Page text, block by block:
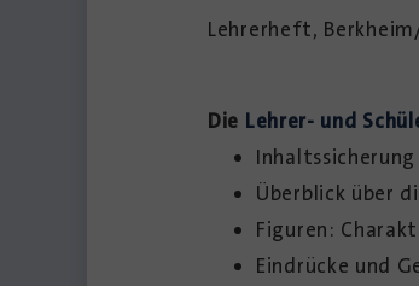
Lehrerheft,
Die Lehrer- und
Inhaltssicherung
Überblick über
Figuren:
Eindrücke und